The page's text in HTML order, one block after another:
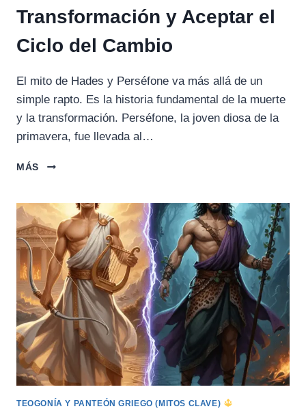
Transformación y Aceptar el
Ciclo del Cambio
El mito de Hades y Perséfone va más allá de un
simple rapto. Es la historia fundamental de la muerte
y la transformación. Perséfone, la joven diosa de la
primavera, fue llevada al…
MÁS
HADES
MUERTE,
TRANSFORMACIÓN
Y
ACEPTAR
EL
CICLO
DEL
CAMBIO
TEOGONÍA Y PANTEÓN GRIEGO (MITOS CLAVE)